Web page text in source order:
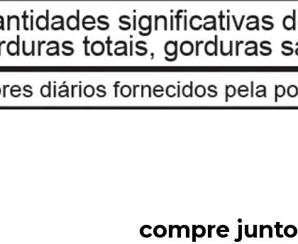
compre junto